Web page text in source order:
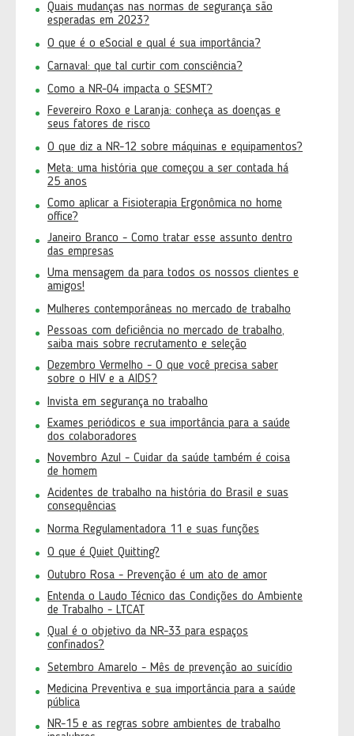
Quais mudanças nas normas de segurança são
esperadas em 2023?
O que é o eSocial e qual é sua importância?
Carnaval: que tal curtir com consciência?
Como a NR-04 impacta o SESMT?
Fevereiro Roxo e Laranja: conheça as doenças e
seus fatores de risco
O que diz a NR-12 sobre máquinas e equipamentos?
Meta: uma história que começou a ser contada há
25 anos
Como aplicar a Fisioterapia Ergonômica no home
office?
Janeiro Branco - Como tratar esse assunto dentro
das empresas
Uma mensagem da para todos os nossos clientes e
amigos!
Mulheres contemporâneas no mercado de trabalho
Pessoas com deficiência no mercado de trabalho,
saiba mais sobre recrutamento e seleção
Dezembro Vermelho - O que você precisa saber
sobre o HIV e a AIDS?
Invista em segurança no trabalho
Exames periódicos e sua importância para a saúde
dos colaboradores
Novembro Azul - Cuidar da saúde também é coisa
de homem
Acidentes de trabalho na história do Brasil e suas
consequências
Norma Regulamentadora 11 e suas funções
O que é Quiet Quitting?
Outubro Rosa - Prevenção é um ato de amor
Entenda o Laudo Técnico das Condições do Ambiente
de Trabalho - LTCAT
Qual é o objetivo da NR-33 para espaços
confinados?
Setembro Amarelo - Mês de prevenção ao suicídio
Medicina Preventiva e sua importância para a saúde
pública
NR-15 e as regras sobre ambientes de trabalho